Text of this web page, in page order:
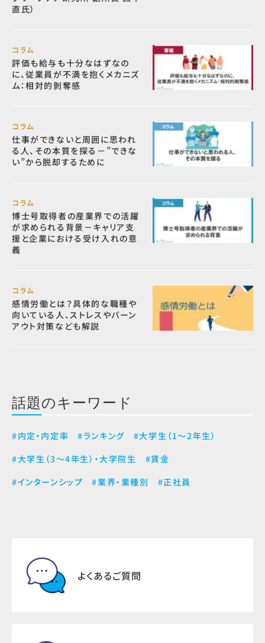
直氏）
コラム
評価も給与も十分なはずなの
に、従業員が不満を抱くメカニズ
ム：相対的剝奪感
コラム
仕事ができないと周囲に思われ
る人、その本質を探る－”できな
い”から脱却するために
コラム
博士号取得者の産業界での活躍
が求められる背景－キャリア支
援と企業における受け入れの意
義
コラム
感情労働とは？具体的な職種や
向いている人、ストレスやバーン
アウト対策なども解説
話題のキーワード
#内定・内定率 #ランキング
#大学生（1～2年生）
#大学生（3～4年生）・大学院生
#賃金
#インターンシップ
#業界・業種別 #正社員
よくあるご質問